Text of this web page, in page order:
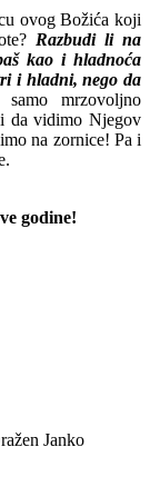
ovog Božića koji
Razbudi li na
kao i hladnoća
i hladni, nego da
mrzovoljno
da vidimo Njegov
na zornice! Pa i
godine!
Janko